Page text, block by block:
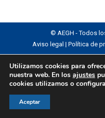
© AEGH - Todos
Aviso legal | Política de
Utilizamos cookies para
nuestra web. En los ajustes
cookies utilizamos o
Aceptar